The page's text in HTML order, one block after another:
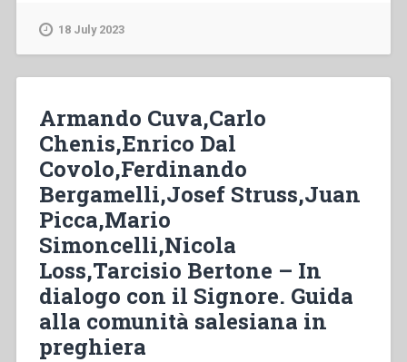
l’animazione
e
il
governo
della
comunità
ispettoriale”
18 July 2023
Armando Cuva,Carlo
Chenis,Enrico Dal
Covolo,Ferdinando
Bergamelli,Josef Struss,Juan
Picca,Mario
Simoncelli,Nicola
Loss,Tarcisio Bertone – In
dialogo con il Signore. Guida
alla comunità salesiana in
preghiera